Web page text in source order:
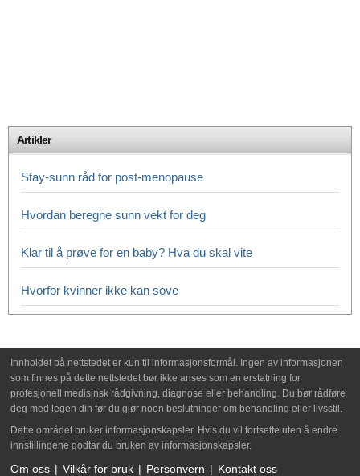
Artikler
Stay-sunn råd for post-menopause
Hvordan beregne sunn vekt for deg
Klar til å prøve for en baby? Hva du skal vite
Hvorfor kvinner ikke kan sove
Innholdet på nettstedet er kun til informasjonsformål. Ingen av informasjonen
som finnes på dette nettstedet bør ikke anses som en erstatning for
profesjonell medisinsk rådgivning, diagnose eller behandling. Du bør rådføre
deg med legen din før du gjør noen beslutninger om behandling eller livsstil.
Dette området bruker informasjonskapsler. Hvis du vil fortsette uten å endre
innstillingene godtar du bruken av informasjonskapsler.
Om oss Vilkår for bruk Personvern
Kontakt oss